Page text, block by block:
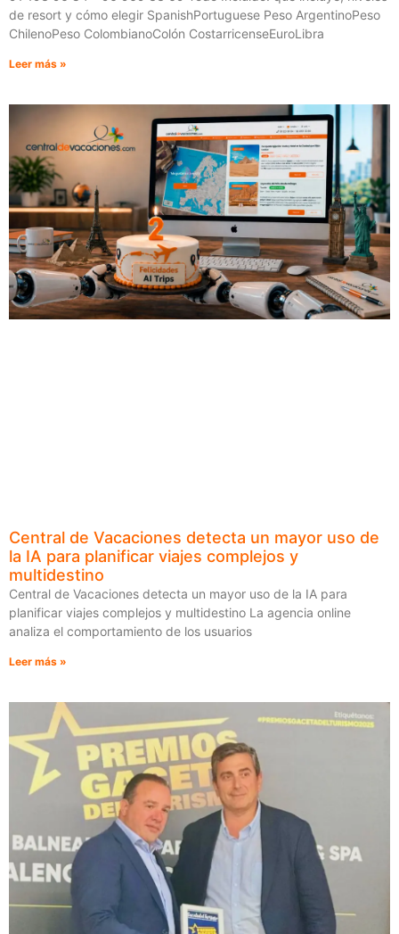
de resort y cómo elegir SpanishPortuguese Peso ArgentinoPeso
ChilenoPeso ColombianoColón CostarricenseEuroLibra
Leer más »
Central de Vacaciones detecta un mayor uso de
la IA para planificar viajes complejos y
multidestino
Central de Vacaciones detecta un mayor uso de la IA para
planificar viajes complejos y multidestino La agencia online
analiza el comportamiento de los usuarios
Leer más »